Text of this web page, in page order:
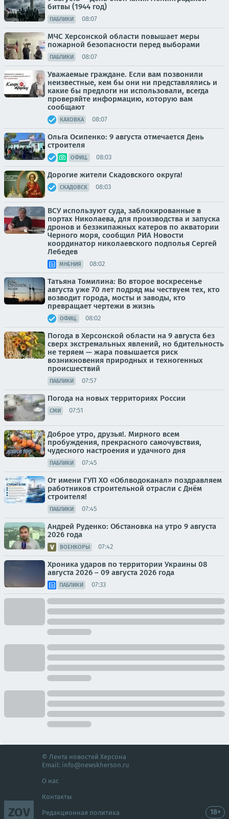
битвы (1944 год)
ПАБЛИКИ 08:07
МЧС Херсонской области повышает меры
пожарной безопасности перед выборами
ПАБЛИКИ 08:07
Уважаемые граждане. Если вам позвонили
неизвестные, кем бы они ни представлялись и
какие бы предлоги ни использовали, всегда
проверяйте информацию, которую вам
сообщают
КАХОВКА 08:07
Ольга Осипенко: 9 августа отмечается День
строителя
ОФИЦ. 08:03
Дорогие жители Скадовского округа!
СКАДОВСК 08:03
ВСУ используют суда, заблокированные в
портах Николаева, для производства и запуска
дронов и безэкипажных катеров по акватории
Черного моря, сообщил РИА Новости
координатор николаевского подполья Сергей
Лебедев
МНЕНИЯ 08:02
Татьяна Томилина: Во второе воскресенье
августа уже 70 лет подряд мы чествуем тех, кто
возводит города, мосты и заводы, кто
превращает чертежи в жизнь
ОФИЦ. 08:02
Погода в Херсонской области на 9 августа без
сверх экстремальных явлений, но бдительность
не теряем — жара повышается риск
возникновения природных и техногенных
происшествий
ПАБЛИКИ 07:57
Погода на новых территориях России
СМИ 07:51
Доброе утро, друзья!. Мирного всем
пробуждения, прекрасного самочувствия,
чудесного настроения и удачного дня
ПАБЛИКИ 07:45
От имени ГУП ХО «Облводоканал» поздравляем
работников строительной отрасли с Днём
строителя!
ПАБЛИКИ 07:45
Андрей Руденко: Обстановка на утро 9 августа
2026 года
ВОЕНКОРЫ 07:42
Хроника ударов по территории Украины 08
августа 2026 – 09 августа 2026 года
ПАБЛИКИ 07:33
ZOV
© Лента новостей Херсона
Email: info@newskherson.ru
О нас
Контакты
Редакционная политика 18+